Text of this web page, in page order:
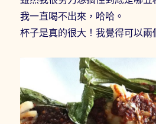
我一直喝不出來，哈哈。
杯子是真的很大！我覺得可以兩